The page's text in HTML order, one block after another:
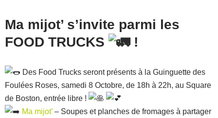
Ma mijot’ s’invite parmi les
FOOD TRUCKS
!
Des Food Trucks seront présents à la Guinguette des
Foulées Roses, samedi 8 Octobre, de 18h à 22h, au Square
de Boston, entrée libre !
Ma mijot’ – Soupes et planches de fromages à partager